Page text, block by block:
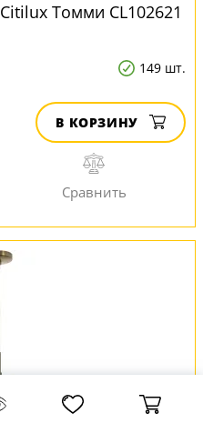
Томми CL102621
149 шт.
В КОРЗИНУ